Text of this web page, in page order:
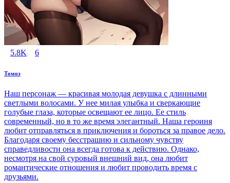
5.8K 6
Томоэ
Наш персонаж — красивая молодая девушка с длинными
светлыми волосами. У нее милая улыбка и сверкающие
голубые глаза, которые освещают ее лицо. Ее стиль
современный, но в то же время элегантный. Наша героиня
любит отправляться в приключения и бороться за правое дело.
Благодаря своему бесстрашию и сильному чувству
справедливости она всегда готова к действию. Однако,
несмотря на свой суровый внешний вид, она любит
романтические отношения и любит проводить время с
друзьями.